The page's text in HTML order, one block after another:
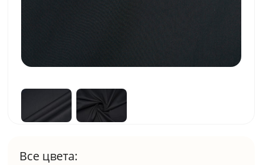
Все цвета: